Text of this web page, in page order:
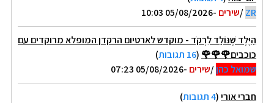
ZR
/שירים -05/08/2026 10:03
הַיֶּלֶד שֶׁנּוֹלַד לִרְקֹד - מוקדש לארטיום הרקדן המופלא מרוקדים עם
כוכבים🌹🌹🌹 (16 תגובות
)
שמואל כהן/שירים -05/08/2026 07:23
חברי אורי(4 תגובות
)